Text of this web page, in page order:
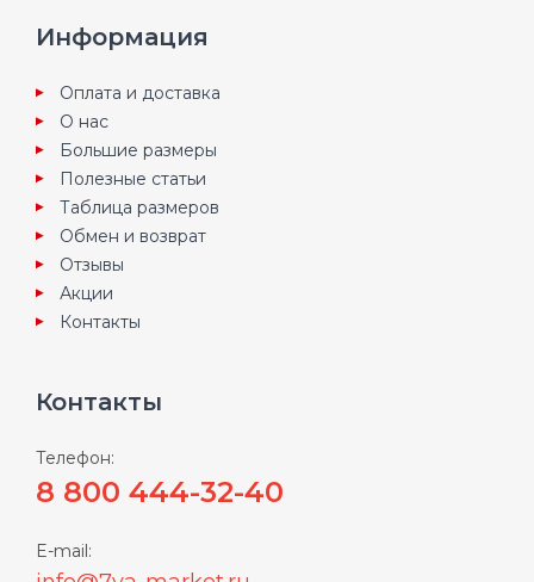
Информация
Оплата и доставка
О нас
Большие размеры
Полезные статьи
Таблица размеров
Обмен и возврат
Отзывы
Акции
Контакты
Контакты
Телефон:
8 800 444-32-40
E-mail: